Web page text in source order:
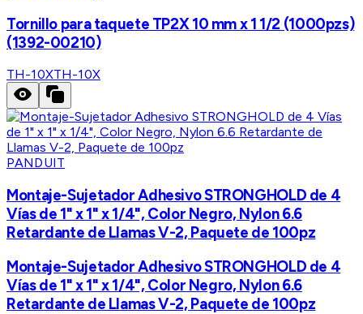
Tornillo para taquete TP2X 10 mm x 1 1/2 (1000pzs)
(1392-00210)
TH-10XTH-10X
PANDUIT
Montaje-Sujetador Adhesivo STRONGHOLD de 4
Vías de 1" x 1" x 1/4", Color Negro, Nylon 6.6
Retardante de Llamas V-2, Paquete de 100pz
Montaje-Sujetador Adhesivo STRONGHOLD de 4
Vías de 1" x 1" x 1/4", Color Negro, Nylon 6.6
Retardante de Llamas V-2, Paquete de 100pz